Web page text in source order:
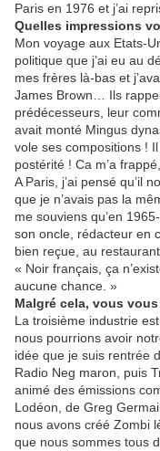
Paris en 1976 et j’ai
Quelles impressions
Mon voyage aux Etats-
politique que j’ai eu au
mes frères là-bas et
James Brown… Ils
prédécesseurs, leur
avait monté Mingus
vole ses compositions !
postérité ! Ca m’a
A Paris, j’ai pensé qu’il
que je n’avais pas la
me souviens qu’en
son oncle, rédacteur en
bien reçue, au
« Noir français, ça
aucune chance. »
Malgré cela, vous
La troisième industrie
nous pourrions avoir
idée que je suis rentrée
Radio Neg maron, puis
animé des émissions
Lodéon, de Greg
nous avons créé Zombi
que nous sommes tous